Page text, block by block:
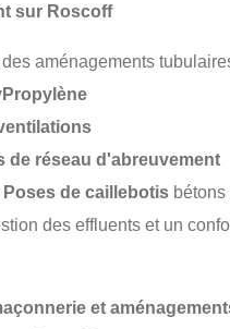
sur Roscoff
des aménagements
de réseau d'abreuvement
Poses de caillebotis
des effluents et un
et